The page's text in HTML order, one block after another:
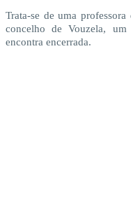
Trata-se de uma
concelho de Vouzela,
encontra encerrada.